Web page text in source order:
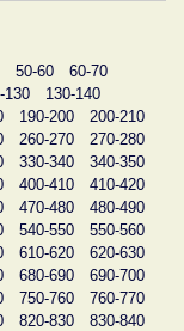
50-60
60-70
130
130-140
190-200
200-210
260-270
270-280
330-340
340-350
400-410
410-420
470-480
480-490
540-550
550-560
610-620
620-630
680-690
690-700
750-760
760-770
820-830
830-840